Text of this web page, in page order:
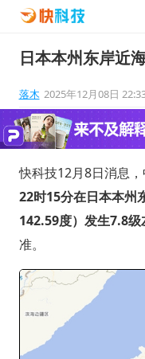
日本本州东岸近
落木 2025年12月08日
快科技12月8日消息
22时15分在日本本州
142.59度）发生7.8级
准。